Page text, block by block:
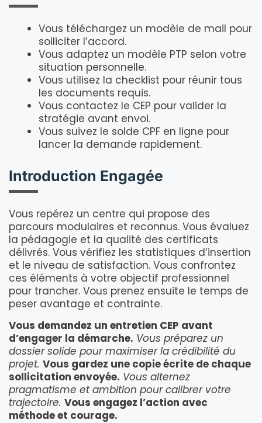
Vous téléchargez un modèle de mail pour
solliciter l’accord.
Vous adaptez un modèle PTP selon votre
situation personnelle.
Vous utilisez la checklist pour réunir tous
les documents requis.
Vous contactez le CEP pour valider la
stratégie avant envoi.
Vous suivez le solde CPF en ligne pour
lancer la demande rapidement.
Introduction Engagée
Vous repérez un centre qui propose des
parcours modulaires et reconnus. Vous évaluez
la pédagogie et la qualité des certificats
délivrés. Vous vérifiez les statistiques d’insertion
et le niveau de satisfaction. Vous confrontez
ces éléments à votre objectif professionnel
pour trancher. Vous prenez ensuite le temps de
peser avantage et contrainte.
Vous demandez un entretien CEP avant
d’engager la démarche. Vous préparez un
dossier solide pour maximiser la crédibilité du
projet. Vous gardez une copie écrite de chaque
sollicitation envoyée. Vous alternez
pragmatisme et ambition pour calibrer votre
trajectoire. Vous engagez l’action avec
méthode et courage.